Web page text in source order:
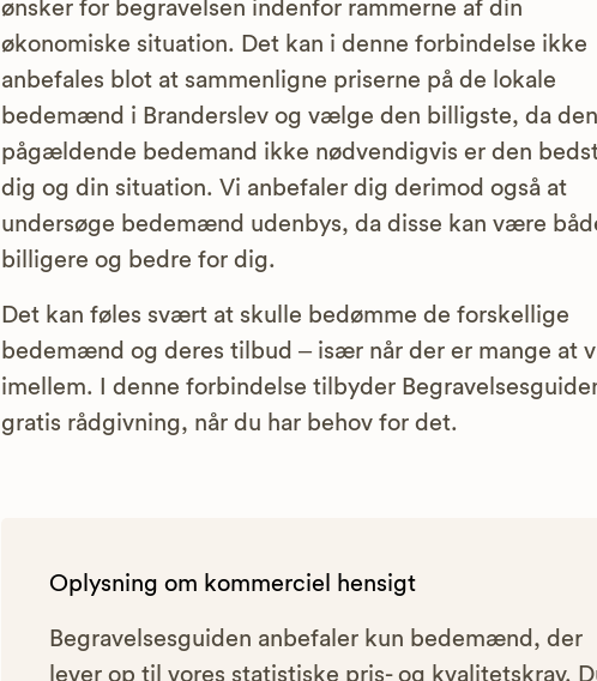
ønsker for begravelsen indenfor rammerne af din
økonomiske situation. Det kan i denne forbindelse ikke
anbefales blot at sammenligne priserne på de lokale
bedemænd i Branderslev og vælge den billigste, da den
pågældende bedemand ikke nødvendigvis er den
dig og din situation. Vi anbefaler dig derimod også at
undersøge bedemænd udenbys, da disse kan være
billigere og bedre for dig.
Det kan føles svært at skulle bedømme de forskellige
bedemænd og deres tilbud – især når der er mange at
imellem. I denne forbindelse tilbyder
gratis rådgivning, når du har behov for det.
Oplysning om kommerciel hensigt
Begravelsesguiden anbefaler kun bedemænd, der
lever op til vores statistiske pris- og kvalitetskrav.